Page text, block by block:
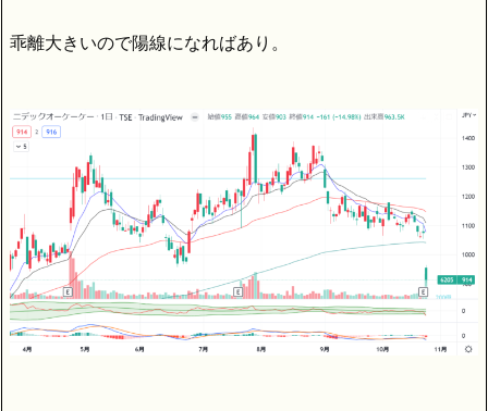
乖離大きいので陽線になればあり。